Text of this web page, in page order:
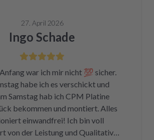
Fehler eingegeben und dann hatte
eine refurbished Platine für
oder meine kaputte Platine
und für 99€ reparieren zu lassen.
war kein Hexenwerk. Ein paar
den Wiedereinbau gemacht. Eine
Stunde, nachdem mein Paket
war, bekam ich eine Rechnung
und das Teil war wieder auf
zu mir!!! Unglaublich. Leider
27. April 2026
Ingo Schade
war ich mir nicht 💯 sicher.
habe ich es verschickt und
Samstag hab ich CPM Platine
bekommen und montiert. Alles
einwandfrei! Ich bin voll
von der Leistung und Qualitativ.